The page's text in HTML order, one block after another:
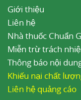
Giới thiệu
Liên hệ
Nhà thuốc Chuẩn
Miễn trừ trách
Thông báo nội
Khiếu nại chất
Liên hệ quảng cáo